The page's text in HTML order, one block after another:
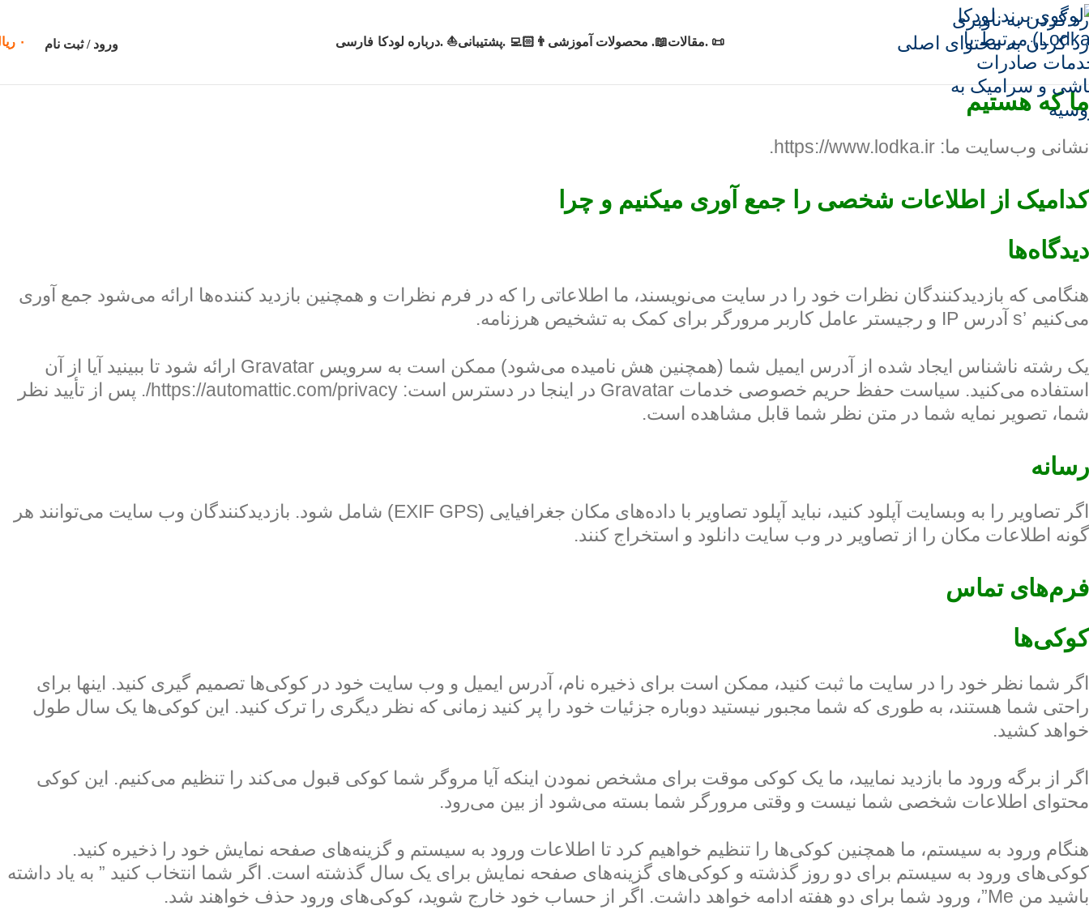
رد کردن به ناوبری
رد کردن به محتوای اصلی
📜 .مقالات📖. محصولات آموزشی 👨🏻‍💻 .پشتیبانی⛵ .درباره لودکا فارسی ورود / ثبت نام ۰
ما که هستیم
نشانی وب‌سایت ما: https://www.lodka.ir.
کدامیک از اطلاعات شخصی را جمع آوری میکنیم و چرا
دیدگاه‌ها
هنگامی که بازدیدکنندگان نظرات خود را در سایت می‌نویسند، ما اطلاعاتی را که در فرم نظرات و همچنین بازدید کننده‌ها ارائه می‌شود جمع آوری
می‌کنیم ’s آدرس IP و رجیستر عامل کاربر مرورگر برای کمک به تشخیص هرزنامه.
یک رشته ناشناس ایجاد شده از آدرس ایمیل شما (همچنین هش نامیده می‌شود) ممکن است به سرویس Gravatar ارائه شود تا ببینید آیا از آن
استفاده می‌کنید. سیاست حفظ حریم خصوصی خدمات Gravatar در اینجا در دسترس است: https://automattic.com/privacy/. پس از تأیید نظر
شما، تصویر نمایه شما در متن نظر شما قابل مشاهده است.
رسانه
اگر تصاویر را به وبسایت آپلود کنید، نباید آپلود تصاویر با داده‌های مکان جغرافیایی (EXIF GPS) شامل شود. بازدیدکنندگان وب سایت می‌توانند هر
گونه اطلاعات مکان را از تصاویر در وب سایت دانلود و استخراج کنند.
فرم‌های تماس
کوکی‌ها
اگر شما نظر خود را در سایت ما ثبت کنید، ممکن است برای ذخیره نام، آدرس ایمیل و وب سایت خود در کوکی‌ها تصمیم گیری کنید. اینها برای
راحتی شما هستند، به طوری که شما مجبور نیستید دوباره جزئیات خود را پر کنید زمانی که نظر دیگری را ترک کنید. این کوکی‌ها یک سال طول
خواهد کشید.
اگر از برگه ورود ما بازدید نمایید، ما یک کوکی موقت برای مشخص نمودن اینکه آیا مروگر شما کوکی قبول می‌کند را تنظیم می‌کنیم. این کوکی
محتوای اطلاعات شخصی شما نیست و وقتی مرورگر شما بسته می‌شود از بین می‌رود.
هنگام ورود به سیستم، ما همچنین کوکی‌ها را تنظیم خواهیم کرد تا اطلاعات ورود به سیستم و گزینه‌های صفحه نمایش خود را ذخیره کنید.
کوکی‌های ورود به سیستم برای دو روز گذشته و کوکی‌های گزینه‌های صفحه نمایش برای یک سال گذشته است. اگر شما انتخاب کنید ” به یاد داشته
باشید من Me”، ورود شما برای دو هفته ادامه خواهد داشت. اگر از حساب خود خارج شوید، کوکی‌های ورود حذف خواهند شد.